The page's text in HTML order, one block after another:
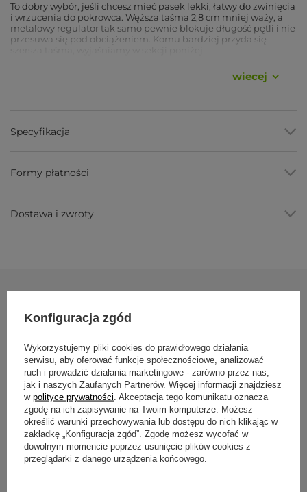
To dobry wybór, jeśli chcesz mieć pasek lekki, łatwy do zwinięcia
i wrzucenia do pokrowca. Węższa taśma 2,8 cm mniej waży, a
metalowy regulator tak samo pewnie blokuje długość pętli i nie
przesuwa się pod obciążeniem. Komu bardziej przyda się
Węższa taśma 2,8 cm
Długość 250 cm
zakup na lata.
Materiał taśmy 100% bawełna
Zapięcie metalowy regulator (przesuwna klamra)
Długość 250 cm
Szerokość 2,8 cm
Grubość 0,3 cm
Produkcja Polska
wiecej
Specyfikacja
Formy płatności
Dostawa i zwroty
Zobacz również
Pasek do jogi
cm x 2,8 cm
39,50 zł
Konfiguracja zgód
Wykorzystujemy pliki cookies do prawidłowego działania
serwisu, aby oferować funkcje społecznościowe, analizować
ruch i prowadzić działania marketingowe - zarówno przez nas,
jak i naszych Zaufanych Partnerów. Więcej informacji znajdziesz
w polityce prywatności . Akceptacja tego komunikatu oznacza
zgodę na ich zapisywanie na Twoim komputerze. Możesz
określić warunki przechowywania lub dostępu do nich klikając w
zakładkę „Konfiguracja zgód”. Zgodę możesz wycofać w
dowolnym momencie poprzez usunięcie plików cookies z
przeglądarki z danego urządzenia końcowego.